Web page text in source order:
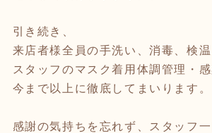
引き続き、
来店者様全員の手洗い、消毒、検温
スタッフのマスク着用体調管理・感
今まで以上に徹底してまいります。
感謝の気持ちを忘れず、スタッフ一